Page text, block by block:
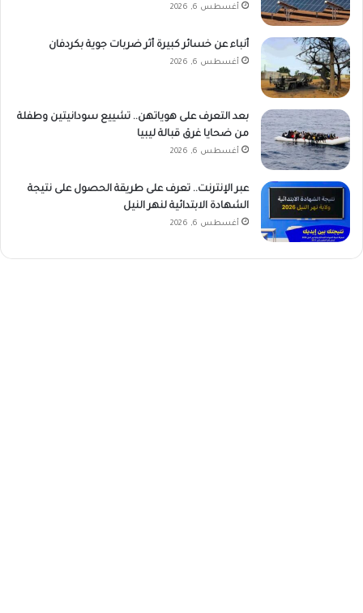
أغسطس 6, 2026
أنباء عن خسائر كبيرة أثر ضربات جوية بكردفان
أغسطس 6, 2026
بعد التعرف على هوياتهن.. تشييع سودانيتين وطفلة
من ضحايا غرق قبالة ليبيا
أغسطس 6, 2026
عبر الإنترنت.. تعرف على طريقة الحصول على نتيجة
الشهادة الابتدائية لنهر النيل
أغسطس 6, 2026